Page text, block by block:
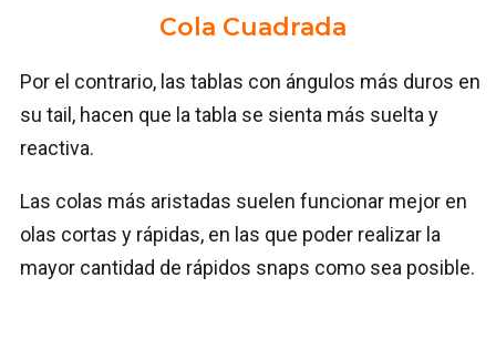
Cola Cuadrada
Por el contrario, las tablas con ángulos más duros en
su tail, hacen que la tabla se sienta más suelta y
reactiva.
Las colas más aristadas suelen funcionar mejor en
olas cortas y rápidas, en las que poder realizar la
mayor cantidad de rápidos snaps como sea posible.